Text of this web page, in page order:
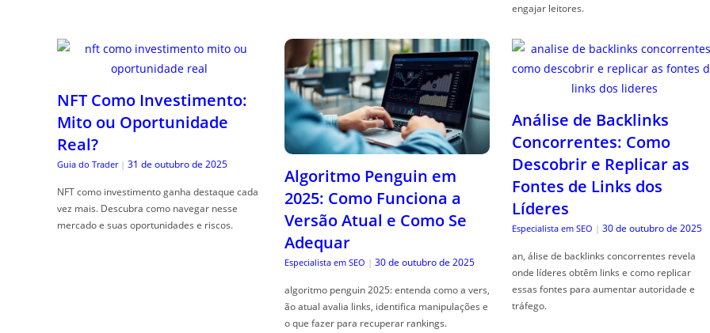
engajar leitores.
NFT Como Investimento:
Mito ou Oportunidade
Real?
Guia do Trader | 31 de outubro de 2025
NFT como investimento ganha destaque cada
vez mais. Descubra como navegar nesse
mercado e suas oportunidades e riscos.
Algoritmo Penguin em
2025: Como Funciona a
Versão Atual e Como Se
Adequar
Especialista em SEO | 30 de outubro de 2025
algoritmo penguin 2025: entenda como a vers,
ão atual avalia links, identifica manipulações e
o que fazer para recuperar rankings.
Análise de Backlinks
Concorrentes: Como
Descobrir e Replicar as
Fontes de Links dos
Líderes
Especialista em SEO | 30 de outubro de 2025
an, álise de backlinks concorrentes revela
onde líderes obtêm links e como replicar
essas fontes para aumentar autoridade e
tráfego.